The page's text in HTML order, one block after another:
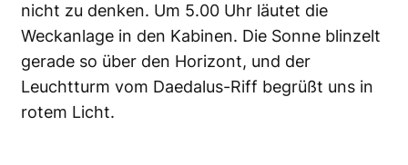
nicht zu denken. Um 5.00 Uhr läutet die
Weckanlage in den Kabinen. Die Sonne blinzelt
gerade so über den Horizont, und der
Leuchtturm vom Daedalus-Riff begrüßt uns in
rotem Licht.